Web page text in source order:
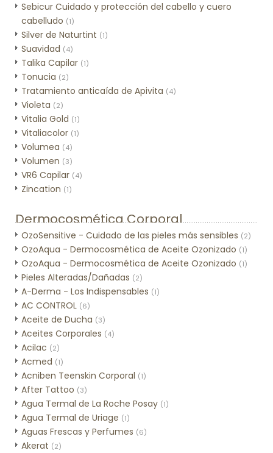
Sebicur Cuidado y protección del cabello y cuero
cabelludo (1)
Silver de Naturtint (1)
Suavidad (4)
Talika Capilar (1)
Tonucia (2)
Tratamiento anticaída de Apivita (4)
Violeta (2)
Vitalia Gold (1)
Vitaliacolor (1)
Volumea (4)
Volumen (3)
VR6 Capilar (4)
Zincation (1)
Dermocosmética Corporal
OzoSensitive - Cuidado de las pieles más sensibles (2)
OzoAqua - Dermocosmética de Aceite Ozonizado (1)
OzoAqua - Dermocosmética de Aceite Ozonizado (1)
Pieles Alteradas/Dañadas (2)
A-Derma - Los Indispensables (1)
AC CONTROL (6)
Aceite de Ducha (3)
Aceites Corporales (4)
Acilac (2)
Acmed (1)
Acniben Teenskin Corporal (1)
After Tattoo (3)
Agua Termal de La Roche Posay (1)
Agua Termal de Uriage (1)
Aguas Frescas y Perfumes (6)
Akerat (2)